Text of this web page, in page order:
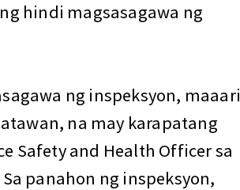
hindi magsasagawa ng
ng inspeksyon, maaari
na may karapatang
Safety and Health Officer sa
panahon ng inspeksyon,